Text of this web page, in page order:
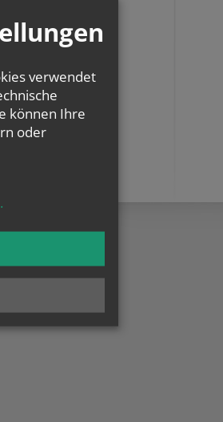
verwendet
können Ihre
oder